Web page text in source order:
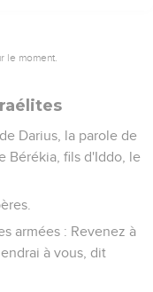
le moment.
Darius, la parole de
Bérékia, fils d'Iddo, le
armées : Revenez à
à vous, dit